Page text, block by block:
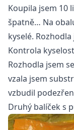
Koupila jsem 10
špatně… Na
kyselé.
Kontrola
Rozhodla jsem
vzala jsem
vzbudil
Druhý balíček s